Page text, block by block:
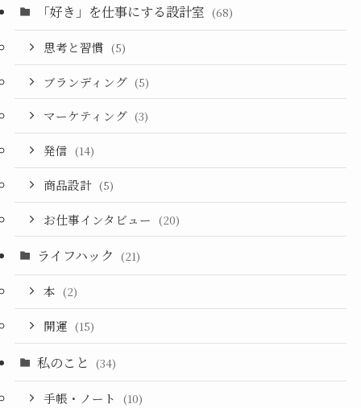
「好き」を仕事にする設計室 (68)
思考と習慣 (5)
ブランディング (5)
マーケティング (3)
発信 (14)
商品設計 (5)
お仕事インタビュー (20)
ライフハック (21)
本 (2)
開運 (15)
私のこと (34)
手帳・ノート (10)